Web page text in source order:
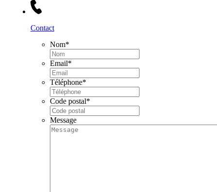
Contact
Nom*
Email*
Téléphone*
Code postal*
Message